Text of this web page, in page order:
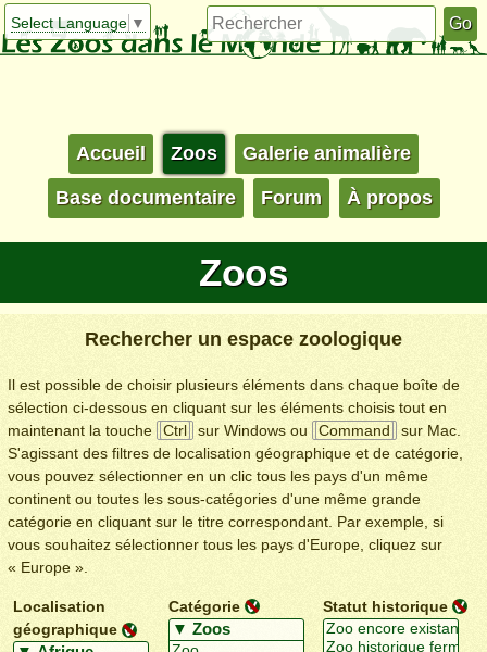
Select Language ▼
Accueil Zoos Galerie animalière
Base documentaire Forum À propos
Zoos
Rechercher un espace zoologique
Il est possible de choisir plusieurs éléments dans chaque boîte de
sélection ci-dessous en cliquant sur les éléments choisis tout en
maintenant la touche
Ctrl sur Windows ou Command
sur Mac.
S'agissant des filtres de localisation géographique et de catégorie,
vous pouvez sélectionner en un clic tous les pays d'un même
continent ou toutes les sous-catégories d'une même grande
catégorie en cliquant sur le titre correspondant. Par exemple, si
vous souhaitez sélectionner tous les pays d'Europe, cliquez sur
« Europe ».
Localisation
géographique
Catégorie Statut historique